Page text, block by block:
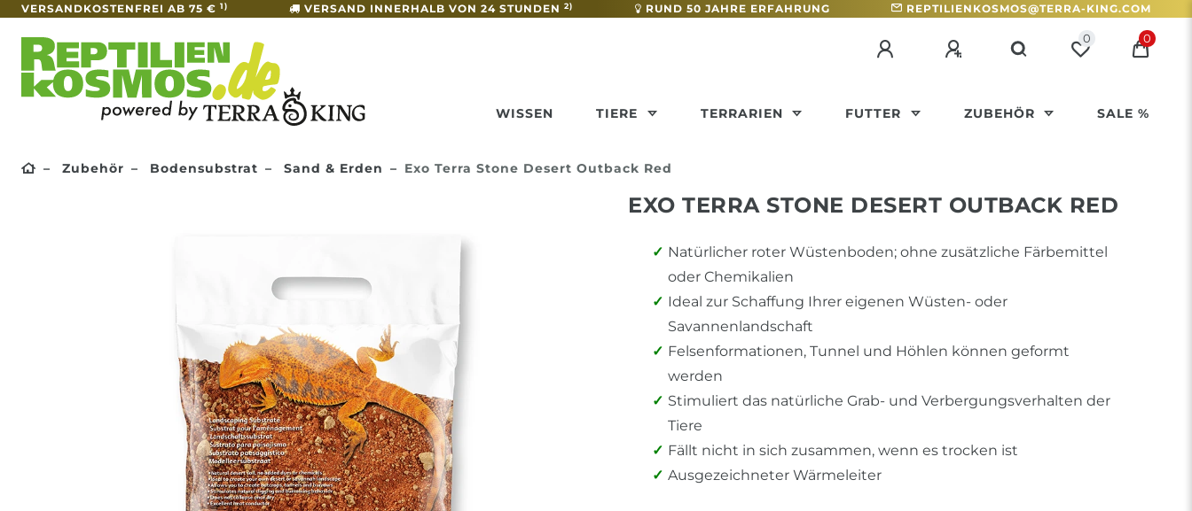
VERSANDKOSTENFREI AB 75 € 1) VERSAND INNERHALB VON 24 STUNDEN 2) RUND 50 JAHRE ERFAHRUNG REPTILIENKOSMOS@TERRA-KING.COM
0 0
WISSEN TIERE TERRARIEN FUTTER ZUBEHÖR SALE %
Zubehör Bodensubstrat Sand & Erden Exo Terra Stone Desert Outback Red
EXO TERRA STONE DESERT OUTBACK RED
Natürlicher roter Wüstenboden; ohne zusätzliche Färbemittel
oder Chemikalien
Ideal zur Schaffung Ihrer eigenen Wüsten- oder
Savannenlandschaft
Felsenformationen, Tunnel und Höhlen können geformt
werden
Stimuliert das natürliche Grab- und Verbergungsverhalten der
Tiere
Fällt nicht in sich zusammen, wenn es trocken ist
Ausgezeichneter Wärmeleiter